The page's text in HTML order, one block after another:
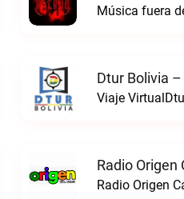
Música fuera
Dtur Bolivia
Viaje
Radio Origen
Radio Origen